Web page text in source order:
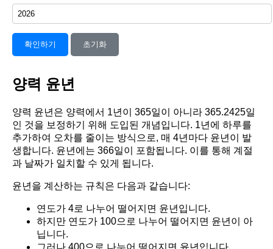
확인하기 초기화
양력 윤년
양력 윤년은 양력에서 1년이 365일이 아니라 365.2425일
인 것을 보정하기 위해 도입된 개념입니다. 1년에 하루를
추가하여 오차를 줄이는 방식으로, 매 4년마다 윤년이 발
생합니다. 윤년에는 366일이 포함됩니다. 이를 통해 계절
과 날짜가 일치할 수 있게 됩니다.
윤년을 계산하는 규칙은 다음과 같습니다:
연도가 4로 나누어 떨어지면 윤년입니다.
하지만 연도가 100으로 나누어 떨어지면 윤년이 아
닙니다.
그러나 400으로 나누어 떨어지면 윤년입니다.